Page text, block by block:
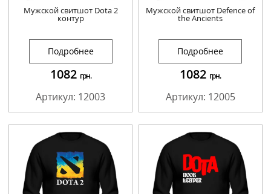
Мужской свитшот Dota 2
контур
Подробнее
1082 грн.
Артикул: 12003
Мужской свитшот Defence of
the Ancients
Подробнее
1082 грн.
Артикул: 12005